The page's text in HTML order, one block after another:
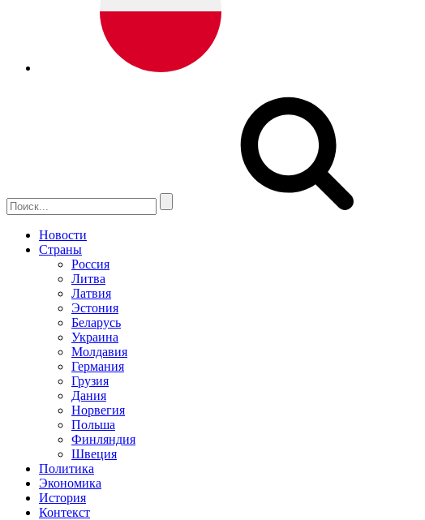
Новости
Страны
Россия
Литва
Латвия
Эстония
Беларусь
Украина
Молдавия
Германия
Грузия
Дания
Норвегия
Польша
Финляндия
Швеция
Политика
Экономика
История
Контекст